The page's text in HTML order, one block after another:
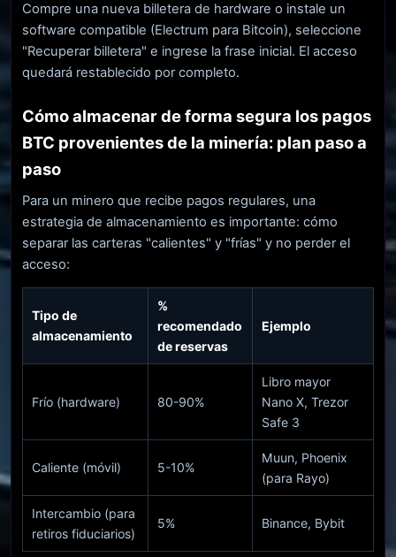
Compre una nueva billetera de hardware o instale un
software compatible (Electrum para Bitcoin), seleccione
"Recuperar billetera" e ingrese la frase inicial. El acceso
quedará restablecido por completo.
Cómo almacenar de forma segura los pagos
BTC provenientes de la minería: plan paso a
paso
Para un minero que recibe pagos regulares, una
estrategia de almacenamiento es importante: cómo
separar las carteras "calientes" y "frías" y no perder el
acceso:
Tipo de
almacenamiento
%
recomendado
de reservas
Ejemplo
Frío (hardware) 80-90%
Libro mayor
Nano X, Trezor
Safe 3
Caliente (móvil) 5-10%
Muun, Phoenix
(para Rayo)
Intercambio (para
retiros fiduciarios)
5% Binance, Bybit